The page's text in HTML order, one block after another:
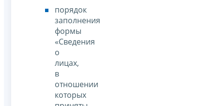
порядок
заполнения
формы
«Сведения
о
лицах,
в
отношении
которых